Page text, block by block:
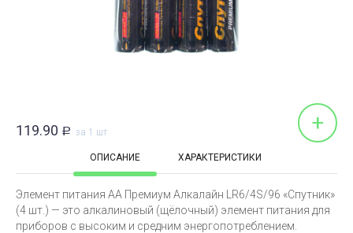
119.90 Р за 1 шт +
ОПИСАНИЕ ХАРАКТЕРИСТИКИ
Элемент питания АА Премиум Алкалайн LR6/4S/96 «Спутник»
(4 шт.) — это алкалиновый (щёлочный) элемент питания для
приборов с высоким и средним энергопотреблением.